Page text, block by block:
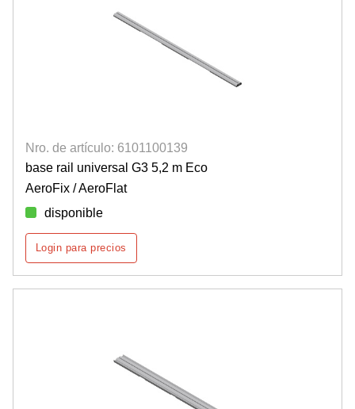
Nro. de artículo: 6101100139
base rail universal G3 5,2 m Eco
AeroFix / AeroFlat
disponible
Login para precios